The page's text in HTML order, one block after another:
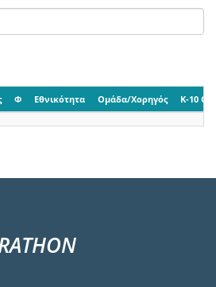
Φ Εθνικότητα Ομάδα/Χορηγός K-10